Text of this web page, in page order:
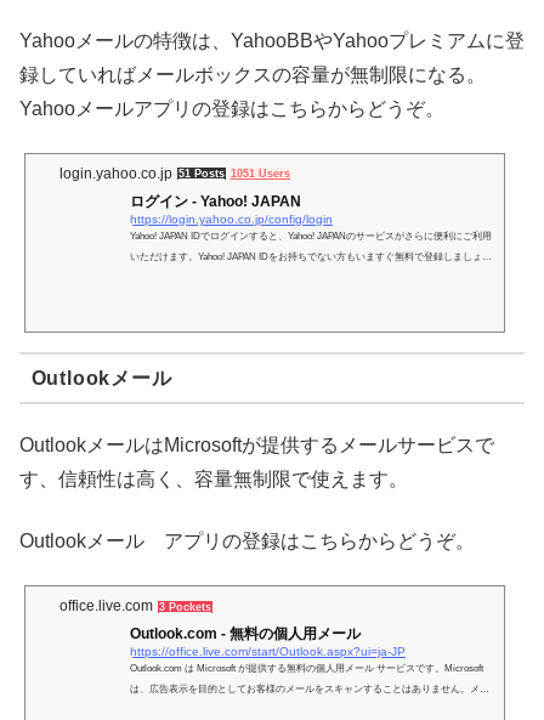
Yahooメールの特徴は、YahooBBやYahooプレミアムに登
録していればメールボックスの容量が無制限になる。
Yahooメールアプリの登録はこちらからどうぞ。
login.yahoo.co.jp 51 Posts 1051 Users
ログイン - Yahoo! JAPAN
https://login.yahoo.co.jp/config/login
Yahoo! JAPAN IDでログインすると、Yahoo! JAPANのサービスがさらに便利にご利用
いただけます。Yahoo! JAPAN IDをお持ちでない方もいますぐ無料で登録しましょ
Outlookメール
OutlookメールはMicrosoftが提供するメールサービスで
す、信頼性は高く、容量無制限で使えます。
Outlookメール アプリの登録はこちらからどうぞ。
office.live.com 3 Pockets
Outlook.com - 無料の個人用メール
https://office.live.com/start/Outlook.aspx?ui=ja-JP
Outlook.com は Microsoft が提供する無料の個人用メール サービスです。Microsoft
は、広告表示を目的としてお客様のメールをスキャンすることはありません。メー